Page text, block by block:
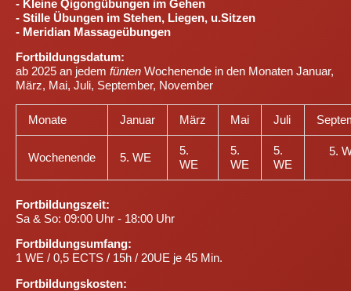
- Kleine Qigongübungen im Gehen
- Stille Übungen im Stehen, Liegen, u.Sitzen
- Meridian Massageübungen
Fortbildungsdatum:
ab 2025 an jedem fünten Wochenende in den Monaten Januar,
März, Mai, Juli, September, November
Monate Januar März Mai Juli
Wochenende 5. WE
5.
WE
5.
WE
5.
WE
5.
Fortbildungszeit:
Sa & So: 09:00 Uhr - 18:00 Uhr
Fortbildungsumfang:
1 WE / 0,5 ECTS / 15h / 20UE je 45 Min.
Fortbildungskosten: